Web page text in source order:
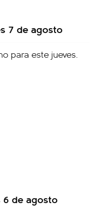
7 de agosto
6 de agosto